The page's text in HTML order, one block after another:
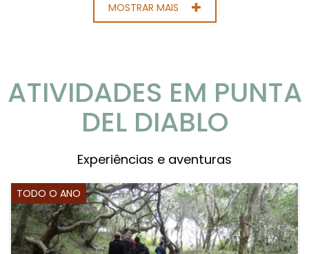
MOSTRAR MAIS
ATIVIDADES EM PUNTA
DEL DIABLO
Experiências e aventuras
TODO O ANO